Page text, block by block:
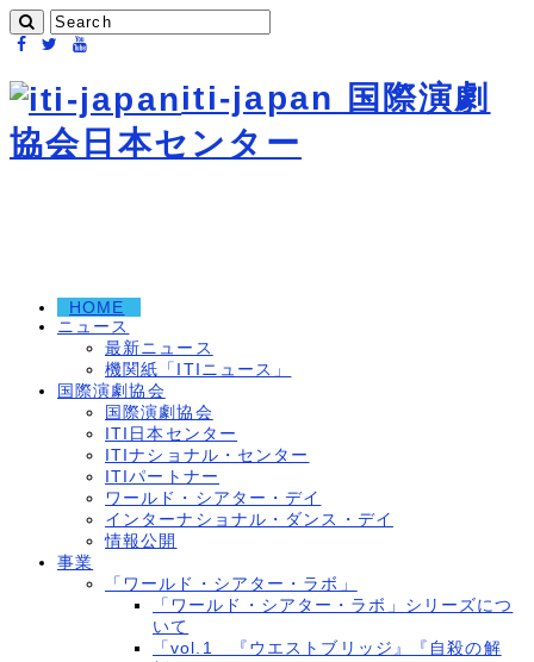
iti-japan 国際演劇
協会日本センター
HOME
ニュース
最新ニュース
機関紙「ITIニュース」
国際演劇協会
国際演劇協会
ITI日本センター
ITIナショナル・センター
ITIパートナー
ワールド・シアター・デイ
インターナショナル・ダンス・デイ
情報公開
事業
「ワールド・シアター・ラボ」
「ワールド・シアター・ラボ」シリーズにつ
いて
「vol.1 『ウエストブリッジ』『自殺の解